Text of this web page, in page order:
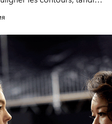
le périmètre des lèvres.
montrer comment
à lèvres et le porter